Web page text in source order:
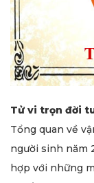
Tử vi trọn đời
Tổng quan về
người sinh năm
hợp với những